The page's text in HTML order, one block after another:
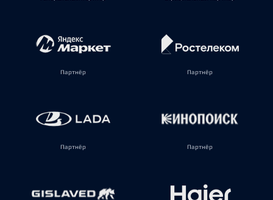
Партнёр Партнёр
Партнёр Партнёр